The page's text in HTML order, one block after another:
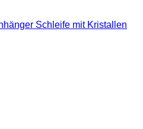
Schleife mit Kristallen